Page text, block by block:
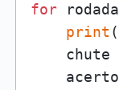
for rodada
print (
chute